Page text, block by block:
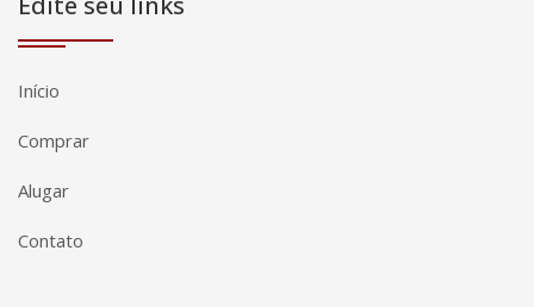
Início
Comprar
Alugar
Contato